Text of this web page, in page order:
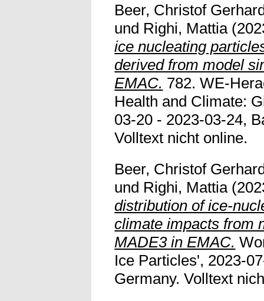
Beer, Christof
und Righi, Mattia
ice nucleating
derived from model
EMAC. 782. WE-
Health and Climate:
03-20 - 2023-03-24,
Volltext nicht online.
Beer, Christof
und Righi, Mattia
distribution of ice-
climate impacts from
MADE3 in EMAC.
Ice Particles', 2023-
Germany. Volltext